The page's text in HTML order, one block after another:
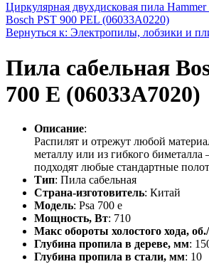
Циркулярная двухдисковая пила Hammer
Bosch PST 900 PEL (06033A0220)
Вернуться к: Электропилы, лобзики и
Пила сабельная
700 E (06033A7020)
Описание:
Распилят и отрежут любой
металлу или из гибкого
подходят любые стандартные
Тип: Пила сабельная
Страна-изготовитель: Китай
Модель: Psa 700 e
Мощность, Вт: 710
Макс обороты холостого хода,
Глубина пропила в дереве, мм:
Глубина пропила в стали, мм: 10